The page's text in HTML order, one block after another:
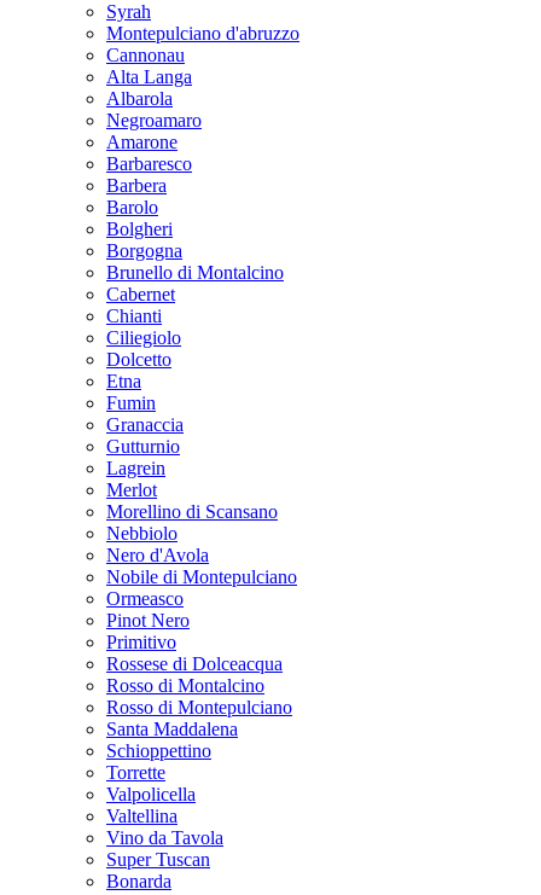
Syrah
Montepulciano d'abruzzo
Cannonau
Alta Langa
Albarola
Negroamaro
Amarone
Barbaresco
Barbera
Barolo
Bolgheri
Borgogna
Brunello di Montalcino
Cabernet
Chianti
Ciliegiolo
Dolcetto
Etna
Fumin
Granaccia
Gutturnio
Lagrein
Merlot
Morellino di Scansano
Nebbiolo
Nero d'Avola
Nobile di Montepulciano
Ormeasco
Pinot Nero
Primitivo
Rossese di Dolceacqua
Rosso di Montalcino
Rosso di Montepulciano
Santa Maddalena
Schioppettino
Torrette
Valpolicella
Valtellina
Vino da Tavola
Super Tuscan
Bonarda